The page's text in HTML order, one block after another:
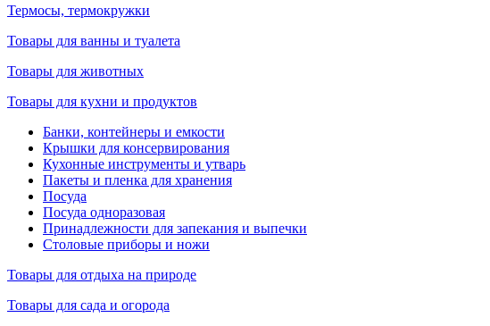
Термосы, термокружки
Товары для ванны и туалета
Товары для животных
Товары для кухни и продуктов
Банки, контейнеры и емкости
Крышки для консервирования
Кухонные инструменты и утварь
Пакеты и пленка для хранения
Посуда
Посуда одноразовая
Принадлежности для запекания и выпечки
Столовые приборы и ножи
Товары для отдыха на природе
Товары для сада и огорода